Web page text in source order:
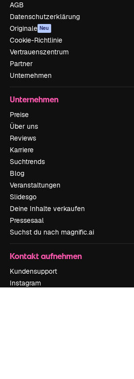
AGB
Datenschutzerklärung
Originale Neu
Cookie-Richtlinie
Vertrauenszentrum
Partner
Unternehmen
Unternehmen
Preise
Über uns
Reviews
Karriere
Suchtrends
Blog
Veranstaltungen
Slidesgo
Deine Inhalte verkaufen
Pressesaal
Suchst du nach magnific.ai
Kontakt aufnehmen
Kundensupport
Instagram